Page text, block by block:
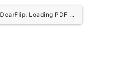
DearFlip: Loading PDF ...